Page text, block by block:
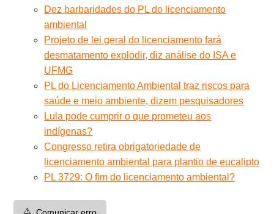
Dez barbaridades do PL do licenciamento
ambiental
Projeto de lei geral do licenciamento fará
desmatamento explodir, diz análise do ISA e
UFMG
PL do Licenciamento Ambiental traz riscos para
saúde e meio ambiente, dizem pesquisadores
Lula pode cumprir o que prometeu aos
indígenas?
Congresso retira obrigatoriedade de
licenciamento ambiental para plantio de eucalipto
PL 3729: O fim do licenciamento ambiental?
⚠️ Comunicar erro